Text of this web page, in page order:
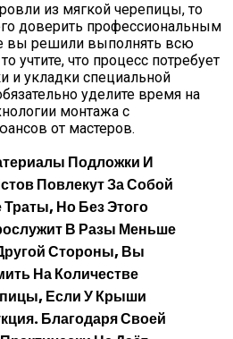
из мягкой черепицы, то
доверить профессиональным
вы решили выполнять всю
учтите, что процесс потребует
и укладки специальной
уделите время на
монтажа с
от мастеров.
Подложки И
Повлекут За Собой
Но Без Этого
В Разы Меньше
Стороны, Вы
На Количестве
Если У Крыши
Благодаря Своей